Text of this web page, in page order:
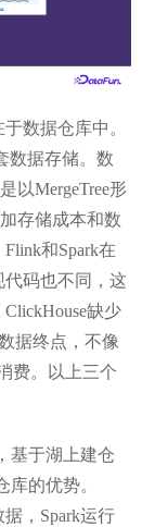
数据仓库中。
数据存储。数
以MergeTree形
存储成本和数
和Spark在
码也不同，这
缺少
据终点，不像
费。以上三个
基于湖上建仓
库的优势。
，Spark运行